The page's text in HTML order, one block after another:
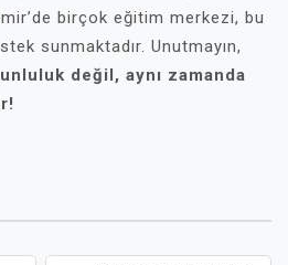
birçok eğitim merkezi, bu
sunmaktadır. Unutmayın,
değil, aynı zamanda